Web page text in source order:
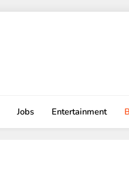
Jobs Entertainment